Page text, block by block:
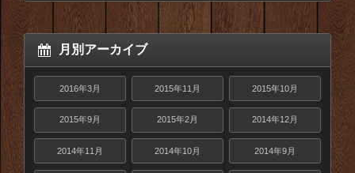
月別アーカイブ
2016年3月 2015年11月 2015年10月
2015年9月 2015年2月 2014年12月
2014年11月 2014年10月 2014年9月